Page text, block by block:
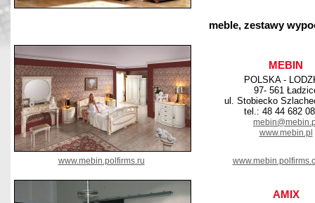
meble, zestawy
MEBIN
POLSKA -
97- 561
ul. Stobiecko
tel.: 48 44 682
www.mebin.pl
www.mebin.polfirms.ru
AMIX